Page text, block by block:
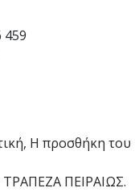
459
Η προσθήκη του
ΤΡΑΠΕΖΑ ΠΕΙΡΑΙΩΣ.